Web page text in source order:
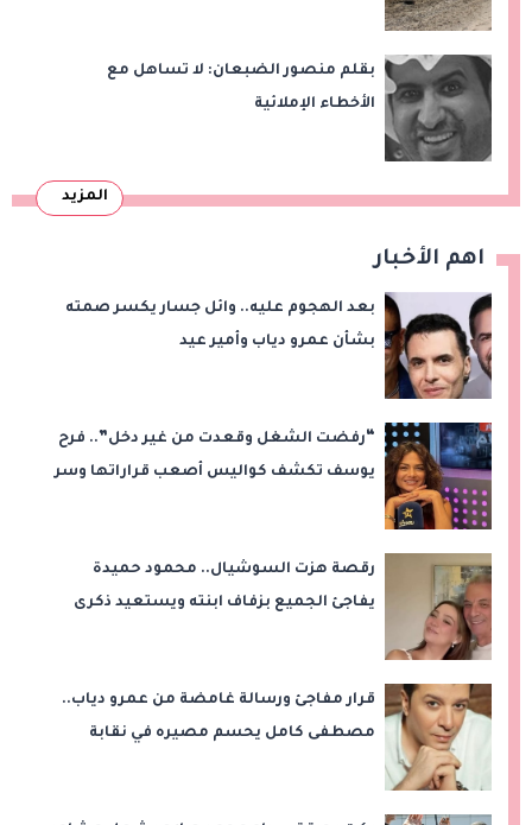
بقلم منصور الضبعان: لا تساهل مع
الأخطاء الإملائية
المزيد
اهم الأخبار
بعد الهجوم عليه.. وائل جسار يكسر صمته
بشأن عمرو دياب وأمير عيد
“رفضت الشغل وقعدت من غير دخل”.. فرح
يوسف تكشف كواليس أصعب قراراتها وسر
رقصة هزت السوشيال.. محمود حميدة
يفاجئ الجميع بزفاف ابنته ويستعيد ذكرى
قرار مفاجئ ورسالة غامضة من عمرو دياب..
مصطفى كامل يحسم مصيره في نقابة